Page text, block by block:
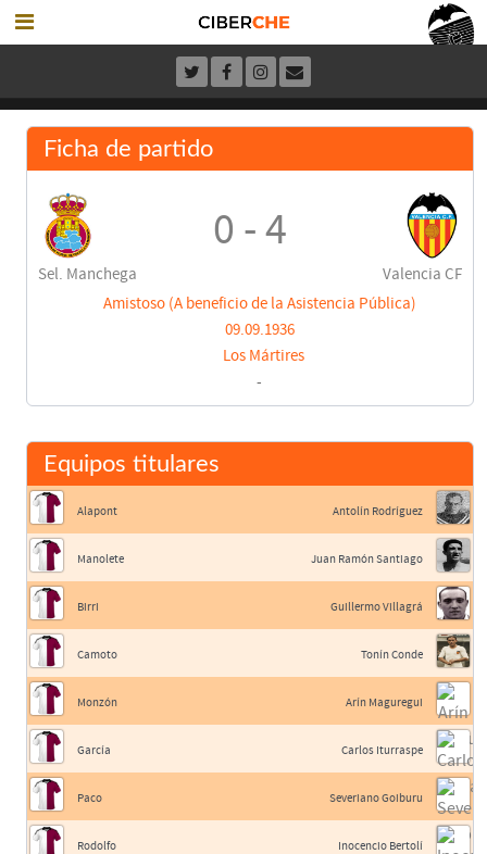
Ficha de partido
Sel. Manchega
0 - 4
Valencia CF
Amistoso (A beneficio de la Asistencia Pública)
09.09.1936
Los Mártires
-
Equipos titulares
Alapont
Manolete
Birri
Camoto
Monzón
García
Paco
Rodolfo
Antolín Rodríguez
Juan Ramón Santiago
Guillermo Villagrá
Tonín Conde
Arín Maguregui
Carlos Iturraspe
Severiano Goiburu
Inocencio Bertolí